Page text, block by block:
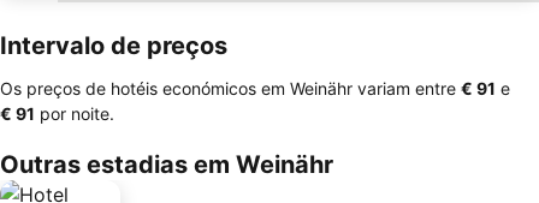
Intervalo de preços
Os preços de hotéis económicos em Weinähr variam entre ‎€ 91 e
‎€ 91 por noite.
Outras estadias em Weinähr